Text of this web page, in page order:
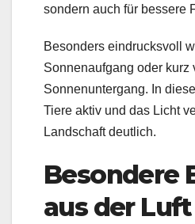
sondern auch für bessere
Besonders eindrucksvoll
Sonnenaufgang oder kurz
Sonnenuntergang. In
Tiere aktiv und das Licht
Landschaft deutlich.
Besondere
aus der Luft